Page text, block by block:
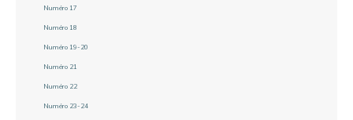
Numéro 17
Numéro 18
Numéro 19-20
Numéro 21
Numéro 22
Numéro 23-24